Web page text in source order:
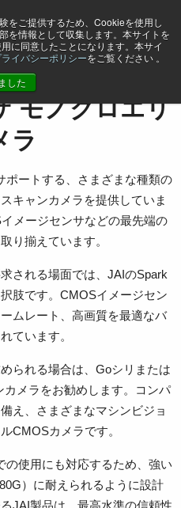
をご提供するため、Cookieを使用し
を情報として収集します。本サイトを
に同意したことになります。本サイ
ライバシーポリシーをご覧ください 。
した
センサ - モノクロ
モノクロエリ
ラ
ポートする、さまざまな種類の
キャンカメラを提供していま
メージセンサなどの最先端の
り揃えています。
される場面では、JAIのSpark
肢です。CMOSイメージセン
ムレート、高画質を最適なバ
ています。
られる場合は、Goシリまたは
メラをお勧めします。コンパ
え、さまざまなマシンビジョ
CMOSカメラです。
使用にも対応するため、強い
）に耐えられるように設計
JAI製品は、最高水準の信頼性